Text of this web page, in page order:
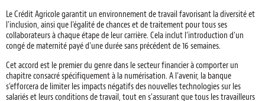
Le Crédit Agricole garantit un environnement de travail favorisant la diversité et
l'inclusion, ainsi que l'égalité de chances et de traitement pour tous ses
collaborateurs à chaque étape de leur carrière. Cela inclut l'introduction d'un
congé de maternité payé d'une durée sans précédent de 16 semaines.
Cet accord est le premier du genre dans le secteur financier à comporter un
chapitre consacré spécifiquement à la numérisation. A l’avenir, la banque
s'efforcera de limiter les impacts négatifs des nouvelles technologies sur les
salariés et leurs conditions de travail, tout en s'assurant que tous les travailleurs